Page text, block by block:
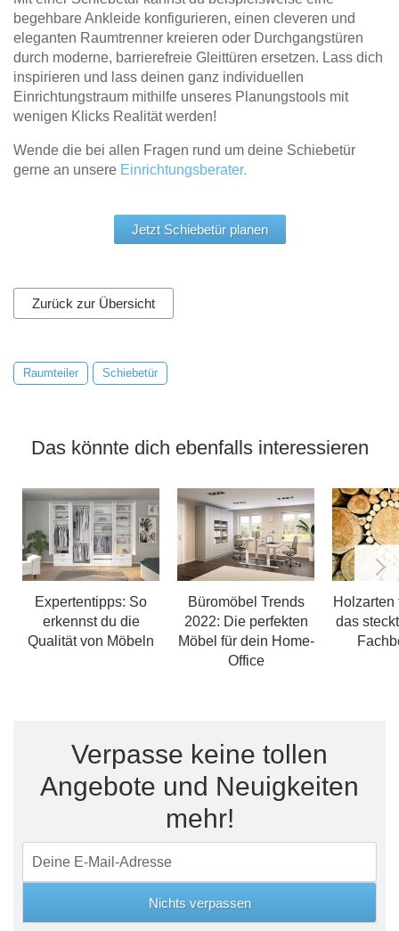
begehbare Ankleide konfigurieren, einen cleveren und
eleganten Raumtrenner kreieren oder Durchgangstüren
durch moderne, barrierefreie Gleittüren ersetzen. Lass dich
inspirieren und lass deinen ganz individuellen
Einrichtungstraum mithilfe unseres Planungstools mit
wenigen Klicks Realität werden!
Wende die bei allen Fragen rund um deine Schiebetür
gerne an unsere Einrichtungsberater.
Jetzt Schiebetür planen
Zurück zur Übersicht
Raumteiler Schiebetür
Das könnte dich ebenfalls interessieren
Expertentipps: So
erkennst du die
Qualität von Möbeln
Büromöbel Trends
2022: Die perfekten
Möbel für dein Home-
Office
Holzarten
das
Verpasse keine tollen
Angebote und Neuigkeiten
mehr!